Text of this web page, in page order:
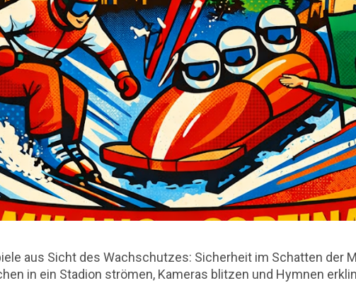
aus Sicht des Wachschutzes: Sicherheit im Schatten der
in ein Stadion strömen, Kameras blitzen und Hymnen